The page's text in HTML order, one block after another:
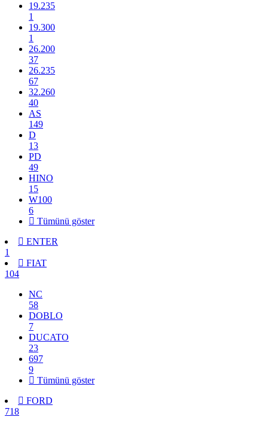
19.235
1
19.300
1
26.200
37
26.235
67
32.260
40
AS
149
D
13
PD
49
HINO
15
W100
6
Tümünü göster
ENTER
1
FIAT
104
NC
58
DOBLO
7
DUCATO
23
697
9
Tümünü göster
FORD
718